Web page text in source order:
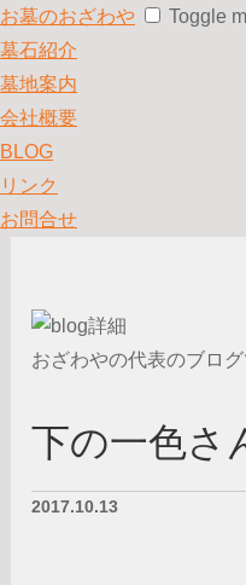
お墓のおざわや
Toggle
墓石紹介
墓地案内
会社概要
BLOG
リンク
お問合せ
おざわやの代表のブロ
下の一色さ
2017.10.13